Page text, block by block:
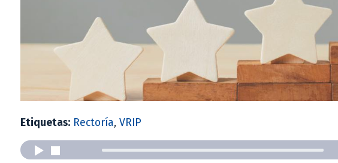
Etiquetas: Rectoría, VRIP